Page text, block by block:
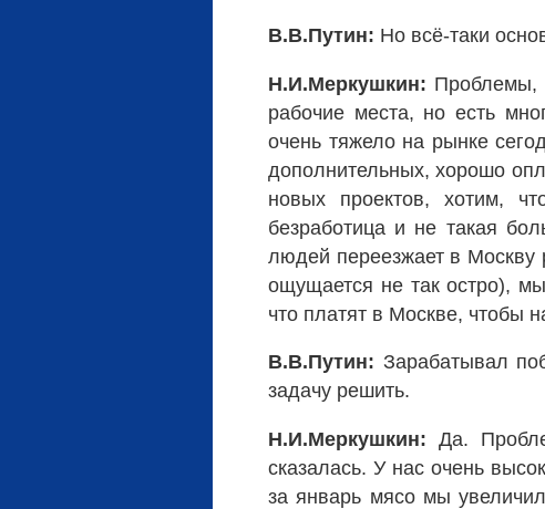
В.В.Путин: Но всё-таки
Н.И.Меркушкин: Проблемы,
рабочие места, но есть
очень тяжело на рынке
дополнительных, хорошо
новых проектов, хотим,
безработица и не такая
людей переезжает в Москву
ощущается не так остро),
что платят в Москве, чтобы
В.В.Путин: Зарабатывал
задачу решить.
Н.И.Меркушкин: Да.
сказалась. У нас очень
за январь мясо мы